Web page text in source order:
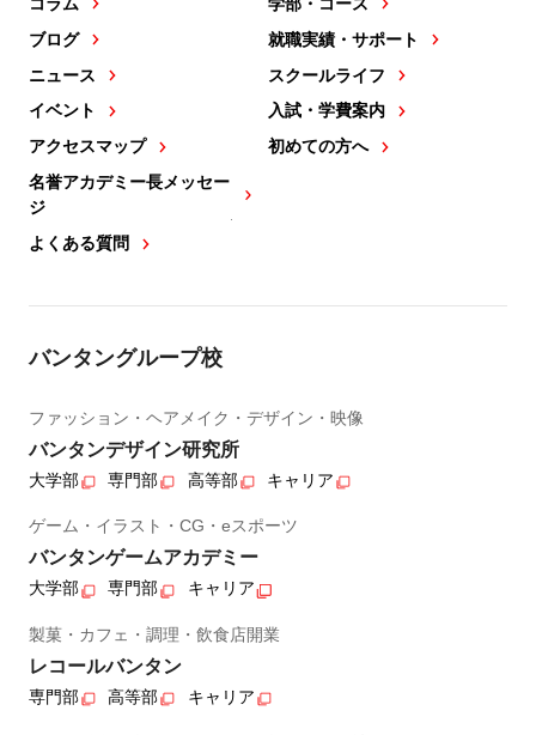
ブログ
ニュース
イベント
アクセスマップ
名誉アカデミー長メッセー
ジ
よくある質問
就職実績・サポート
スクールライフ
入試・学費案内
初めての方へ
バンタングループ校
ファッション・ヘアメイク・デザイン・映像
バンタンデザイン研究所
大学部 専門部 高等部 キャリア
ゲーム・イラスト・CG・eスポーツ
バンタンゲームアカデミー
大学部 専門部 キャリア
製菓・カフェ・調理・飲食店開業
レコールバンタン
専門部 高等部 キャリア